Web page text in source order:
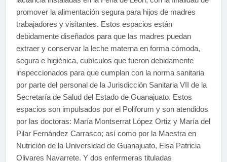
promover la alimentación segura para hijos de madres
trabajadores y visitantes. Estos espacios están
debidamente diseñados para que las madres puedan
extraer y conservar la leche materna en forma cómoda,
segura e higiénica, cubículos que fueron debidamente
inspeccionados para que cumplan con la norma sanitaria
por parte del personal de la Jurisdicción Sanitaria VII de la
Secretaría de Salud del Estado de Guanajuato. Estos
espacios son impulsados por el Poliforum y son atendidos
por las doctoras: María Montserrat López Ortiz y María del
Pilar Fernández Carrasco; así como por la Maestra en
Nutrición de la Universidad de Guanajuato, Elsa Patricia
Olivares Navarrete. Y dos enfermeras tituladas